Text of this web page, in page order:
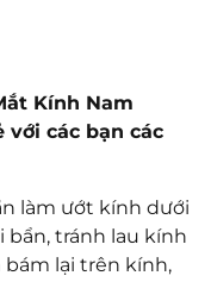
Kính Nam
với các bạn các
làm ướt kính dưới
bẩn, tránh lau kính
bám lại trên kính,